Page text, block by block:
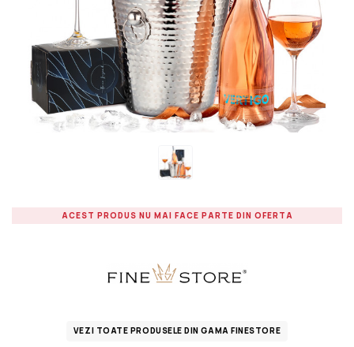
ACEST PRODUS NU MAI FACE PARTE DIN OFERTA
VEZI TOATE PRODUSELE DIN GAMA FINESTORE